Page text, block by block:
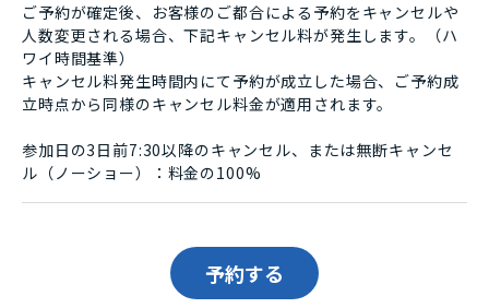
ご予約が確定後、お客様のご都合による予約をキャンセルや
人数変更される場合、下記キャンセル料が発生します。（ハ
ワイ時間基準）
キャンセル料発生時間内にて予約が成立した場合、ご予約成
立時点から同様のキャンセル料金が適用されます。
参加日の3日前7:30以降のキャンセル、または無断キャンセ
ル（ノーショー）：料金の100%
予約する